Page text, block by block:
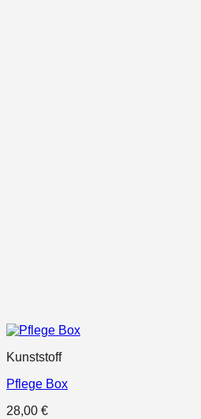
Kunststoff
Pflege Box
28,00 €